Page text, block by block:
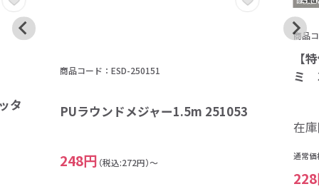
タ
商品コード：ESD-250151
PUラウンドメジャー1.5m 251053
248円 （税込:272円）～
商品
【
ミ
在
通常価